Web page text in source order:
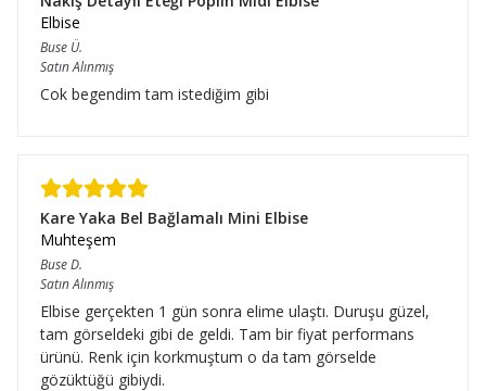
Elbise
Buse Ü.
Satın Alınmış
Cok begendim tam istediğim gibi
Kare Yaka Bel Bağlamalı Mini Elbise
Muhteşem
BuseD.
Satın Alınmış
Elbise gerçekten 1 gün sonra elime ulaştı. Duruşu güzel,
tam görseldeki gibi de geldi. Tam bir fiyat performans
ürünü. Renk için korkmuştum o da tam görselde
gözüktüğü gibiydi.